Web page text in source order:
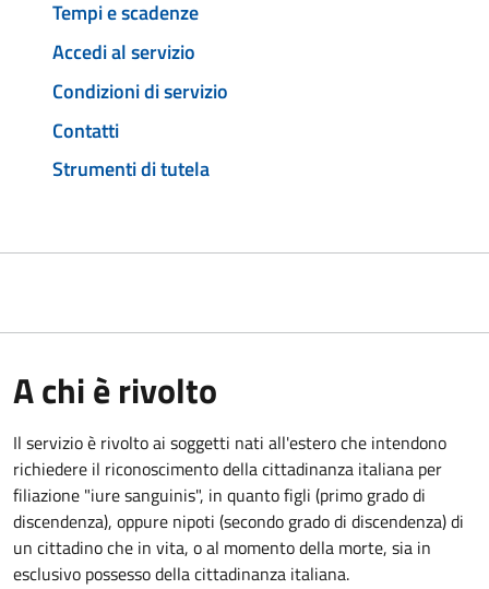
Tempi e scadenze
Accedi al servizio
Condizioni di servizio
Contatti
Strumenti di tutela
A chi è rivolto
Il servizio è rivolto ai soggetti nati all'estero che intendono
richiedere il riconoscimento della cittadinanza italiana per
filiazione "iure sanguinis", in quanto figli (primo grado di
discendenza), oppure nipoti (secondo grado di discendenza) di
un cittadino che in vita, o al momento della morte, sia in
esclusivo possesso della cittadinanza italiana.